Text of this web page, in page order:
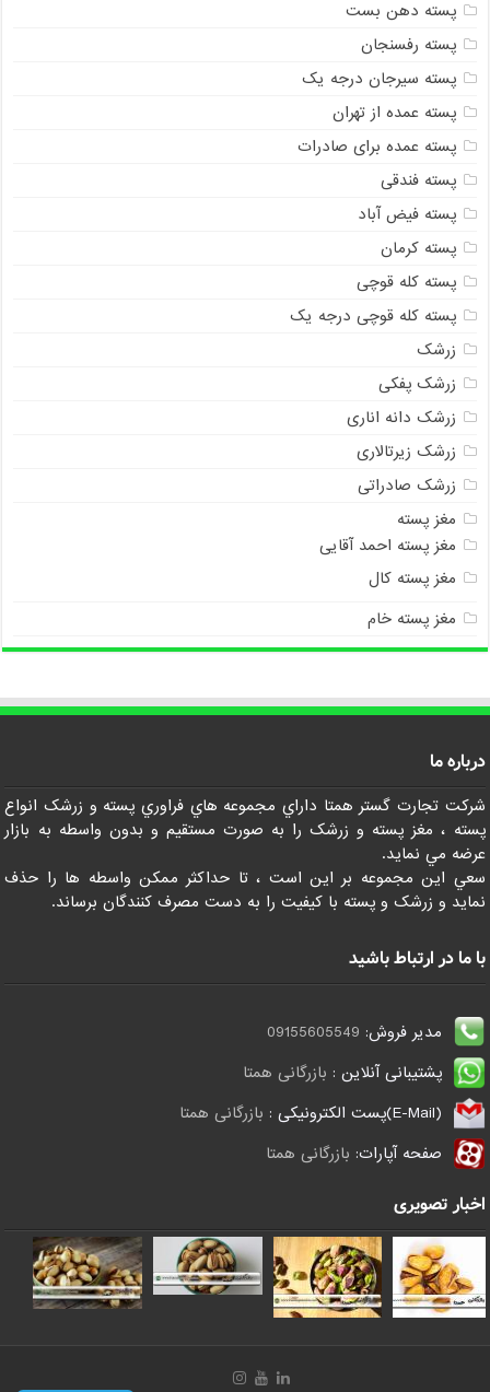
پسته دهن بست
پسته رفسنجان
پسته سیرجان درجه یک
پسته عمده از تهران
پسته عمده برای صادرات
پسته فندقی
پسته فیض آباد
پسته کرمان
پسته کله قوچی
پسته کله قوچی درجه یک
زرشک
زرشک پفکی
زرشک دانه اناری
زرشک زیرتالاری
زرشک صادراتی
مغز پسته
مغز پسته احمد آقایی
مغز پسته کال
مغز پسته خام
درباره ما
شرکت تجارت گستر همتا داراي مجموعه هاي فراوري پسته و زرشک انواع
پسته ، مغز پسته و زرشک را به صورت مستقيم و بدون واسطه به بازار
عرضه مي نمايد.
سعي اين مجموعه بر اين است ، تا حداکثر ممکن واسطه ها را حذف
نمايد و زرشک و پسته با کيفيت را به دست مصرف کنندگان برساند.
با ما در ارتباط باشید
مدیر فروش: 09155605549
پشتیبانی آنلاین : بازرگانی همتا
(E-Mail)پست الکترونیکی :
بازرگانی همتا
صفحه آپارات: بازرگانی همتا
اخبار تصویری